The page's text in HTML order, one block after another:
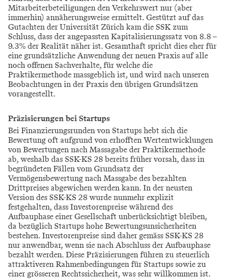
Mitarbeiterbeteiligungen den Verkehrswert nur (aber
immerhin) annäherungsweise ermittelt. Gestützt auf das
Gutachten der Universität Zürich kam die SSK zum
Schluss, dass der angepassten Kapitalisierungssatz von 8.8 –
9.3% der Realität näher ist. Gesamthaft spricht dies eher für
eine grundsätzliche Anwendung der neuen Praxis auf alle
noch offenen Sachverhalte, für welche die
Praktikermethode massgeblich ist, und wird nach unseren
Beobachtungen in der Praxis den übrigen Grundsätzen
vorangestellt.
Präzisierungen bei Startups
Bei Finanzierungsrunden von Startups hebt sich die
Bewertung oft aufgrund von erhofften Wertentwicklungen
von Bewertungen nach Massagabe der Praktikermethode
ab, weshalb das SSK-KS 28 bereits früher vorsah, dass in
begründeten Fällen vom Grundsatz der
Vermögensbewertung nach Massgabe des bezahlten
Drittpreises abgewichen werden kann. In der neusten
Version des SSK-KS 28 wurde nunmehr explizit
festgehalten, dass Investorenpreise während des
Aufbauphase einer Gesellschaft unberücksichtigt bleiben,
da bezüglich Startups hohe Bewertungsunsicherheiten
bestehen. Investorenpreise sind daher gemäss SSK-KS 28
nur anwendbar, wenn sie nach Abschluss der Aufbauphase
bezahlt werden. Diese Präzisierungen führen zu steuerlich
attraktiveren Rahmenbedingungen für Startups sowie zu
einer grösseren Rechtssicherheit, was sehr willkommen ist.